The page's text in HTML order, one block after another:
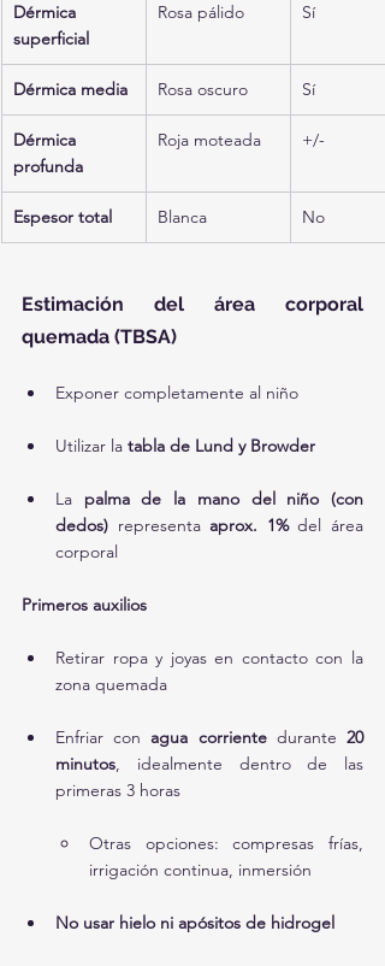
Dérmica
superficial
Rosa pálido Sí
Dérmica media Rosa oscuro Sí
Dérmica
profunda
Roja moteada +/-
Espesor total Blanca No
Estimación del área corporal
quemada (TBSA)
Exponer completamente al niño
Utilizar la tabla de Lund y Browder
La palma de la mano del niño (con
dedos) representa aprox. 1% del área
corporal
Primeros auxilios
Retirar ropa y joyas en contacto con la
zona quemada
Enfriar con agua corriente durante 20
minutos, idealmente dentro de las
primeras 3 horas
Otras opciones: compresas frías,
irrigación continua, inmersión
No usar hielo ni apósitos de hidrogel